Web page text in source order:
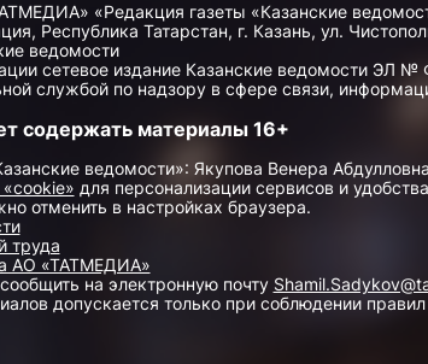
«Редакция газеты «Казанские
Республика Татарстан, г. Казань, ул.
ведомости
сетевое издание Казанские ведомости ЭЛ №
службой по надзору в сфере связи,
содержать материалы 16+
ведомости»: Якупова Венера Абдулловна
для персонализации сервисов и
отменить в настройках браузера.
труда
АО «ТАТМЕДИА»
на электронную почту
допускается только при соблюдении